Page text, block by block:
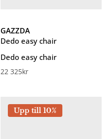
GAZZDA
Dedo easy chair
Dedo easy chair
22 325kr
Upp till 10%